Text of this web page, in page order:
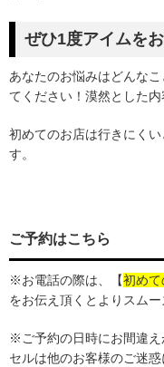
ぜひ1度アイムを
あなたのお悩みはどんな
てください！漠然とした内
初めてのお店は行きにく
す。
ご予約はこちら
※お電話の際は、 【初めて
をお伝え頂くとよりスム
※ご予約の日時にお間違
セルは他のお客様のご迷